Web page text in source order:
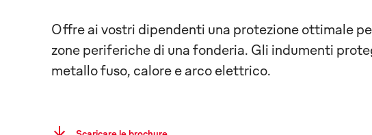
Offre ai vostri dipendenti una protezione ottimale
zone periferiche di una fonderia. Gli indumenti
metallo fuso, calore e arco elettrico.